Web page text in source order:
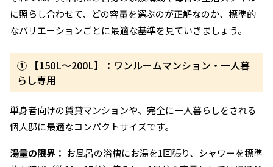
に照らし合わせて、どの容量を選ぶのが正解なのか、標準的
なバリエーションごとに最適な基準を見ていきましょう。
① 【150L〜200L】：ワンルームマンション・一人暮
らし専用
単身者向けの賃貸マンションや、完全に一人暮らしをされる
個人邸に最適なコンパクトサイズです。
湯量の限界： お風呂の浴槽にお湯を1回張り、シャワーを標準